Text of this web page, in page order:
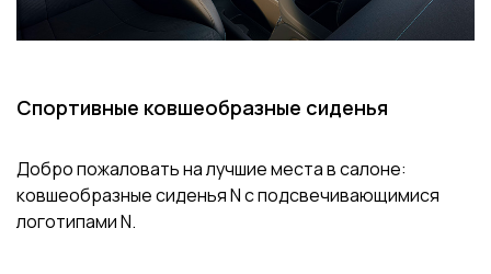
Спортивные ковшеобразные сиденья
Добро пожаловать на лучшие места в салоне:
ковшеобразные сиденья N с подсвечивающимися
логотипами N.